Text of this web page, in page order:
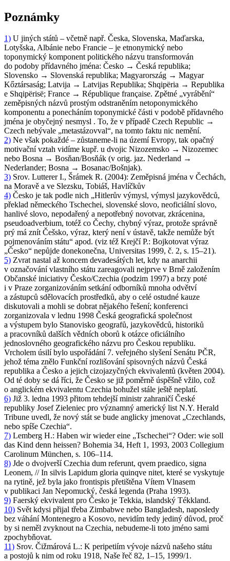
Poznámky
1) U jiných států – včetně např. Česka, Slovenska, Maďarska,
Lotyšska, Albánie nebo Francie – je etnonymický nebo
toponymický komponent politického názvu transformován
do podoby přídavného jména: Česko → Česká republika;
Slovensko → Slovenská republika; Magyarország → Magyar
Kőztársaság; Latvija → Latvijas Republika; Shqipëria → Republika
e Shqipërisë; France → République française. Zpětné „vyrábění“
zeměpisných názvů prostým odstraněním netoponymického
komponentu a ponecháním toponymické části v podobě přídavného
jména je obyčejný nesmysl . To, že v případě Czech Republic →
Czech nebývale „metastázovval“, na tomto faktu nic nemění.
2) Ne však pokaždé – zůstaneme-li na území Evropy, tak opačný
motivační vztah vidíme kupř. u dvojic Nizozemsko → Nizozemec
nebo Bosna → Bosňan/Bosňák (v orig. jaz. Nederland →
Nederlander; Bosna → Bosanac/Bošnjak).
3) Srov. Lutterer I., Šrámek R. (2004): Zeměpisná jména v Čechách,
na Moravě a ve Slezsku, Tobiáš, Havlíčkův
4) Česko je tak podle nich „Hitlerův výmysl, výmysl jazykovědců,
překlad německého Tschechei, slovenské slovo, neoficiální slovo,
hanlivé slovo, nepodařený a nepotřebný novotvar, zkrácenina,
pseudoadverbium, totéž co Čechy, chybný výraz, protože správně
prý má znít Češsko, výraz, který není v ústavě, takže nemůže být
pojmenováním státu“ apod. (viz též Krejčí P.: Bojkotovat výraz
„Česko“ nepůjde donekonečna, Universitas 1999, č. 2, s. 15–21).
5) Zvrat nastal až koncem devadesátých let, kdy na anarchii
v označování vlastního státu zareagovali nejprve v Brně založením
Občanské iniciativy Česko/Czechia (podzim 1997) a brzy poté
i v Praze zorganizováním setkání odborníků mnoha odvětví
a zástupců sdělovacích prostředků, aby o celé ostudné kauze
diskutovali a mohli se dobrat nějakého řešení; konferenci
zorganizovala v lednu 1998 Česká geografická společnost
a výstupem bylo Stanovisko geografů, jazykovědců, historiků
a pracovníků dalších vědních oborů k otázce oficiálního
jednoslovného geografického názvu pro Českou republiku.
Vrcholem úsilí bylo uspořádání 7. veřejného slyšení Senátu PČR,
jehož téma znělo Funkční rozlišování spisovných názvů Česká
republika a Česko a jejich cizojazyčných ekvivalentů (květen 2004).
Od té doby se dá říci, že Česko se již poměrně úspěšně vžilo, což
o anglickém ekvivalentu Czechia bohužel stále ještě neplatí.
6) Již 3. ledna 1993 přitom tehdejší ministr zahraničí České
republiky Josef Zieleniec pro významný americký list N.Y. Herald
Tribune uvedl, že nový stát se bude anglicky jmenovat „Czechlands,
nebo spíše Czechia“.
7) Lemberg H.: Haben wir wieder eine „Tschechei“? Oder: wie soll
das Kind denn heissen? Bohemia 34, Heft 1, 1993, 2003 Collegium
Carolinum München, s. 106–114.
8) Jde o dvojverší Czechia dum referunt, qvem praedico, signa
Leonem, // In silvis Lapidum gloria quinqve nitet, které se vyskytuje
na rytině, jež byla jako frontispis přetištěna Vítem Vlnasem
v publikaci Jan Nepomucký, česká legenda (Praha 1993).
9) Faerský ekvivalent pro Česko je Tekkia, islandský Tékkland.
10) Svět kdysi přijal třeba Zimbabwe nebo Bangladesh, naposledy
bez váhání Montenegro a Kosovo, nevidím tedy jediný důvod, proč
by si neměl zvyknout na Czechia, nebudeme-li toto jméno sami
zpochybňovat.
11) Srov. Čižmárová L.: K peripetiím vývoje názvů našeho státu
a postojů k nim od roku 1918, Naše řeč 82, 1–15, 1999/1.